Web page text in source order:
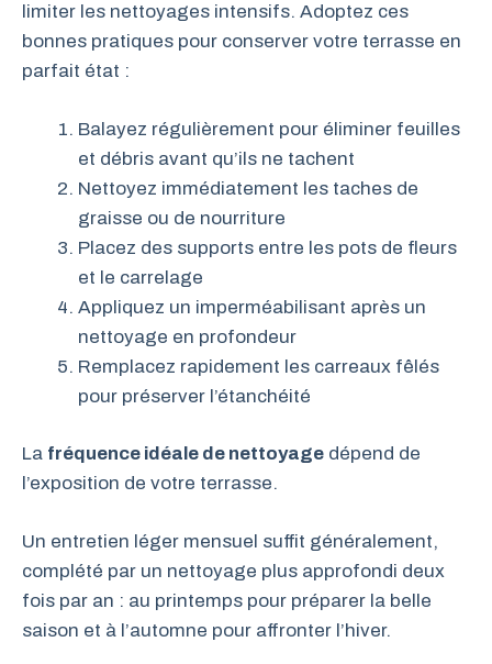
limiter les nettoyages intensifs. Adoptez ces
bonnes pratiques pour conserver votre terrasse en
parfait état :
Balayez régulièrement pour éliminer feuilles
et débris avant qu’ils ne tachent
Nettoyez immédiatement les taches de
graisse ou de nourriture
Placez des supports entre les pots de fleurs
et le carrelage
Appliquez un imperméabilisant après un
nettoyage en profondeur
Remplacez rapidement les carreaux fêlés
pour préserver l’étanchéité
La fréquence idéale de nettoyage dépend de
l’exposition de votre terrasse.
Un entretien léger mensuel suffit généralement,
complété par un nettoyage plus approfondi deux
fois par an : au printemps pour préparer la belle
saison et à l’automne pour affronter l’hiver.